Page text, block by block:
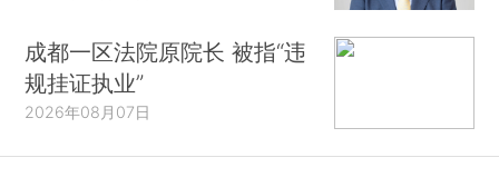
成都一区法院原院长 被指“违
规挂证执业”
2026年08月07日